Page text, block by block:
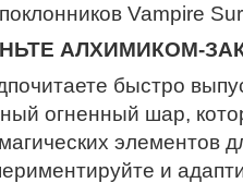
Vampire
АЛХИМИКОМ-
быстро
огненный шар,
элементов
и